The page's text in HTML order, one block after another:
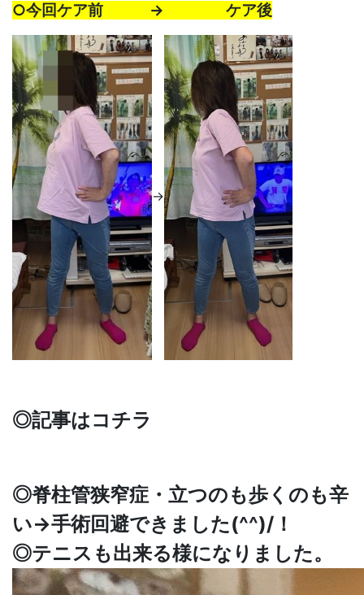
○今回ケア前 → ケア後
→
◎記事はコチラ
◎脊柱管狭窄症・立つのも歩くのも辛
い→手術回避できました(^^)/！
◎テニスも出来る様になりました。